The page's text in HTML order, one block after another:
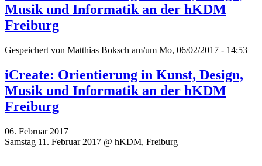
Musik und Informatik an der hKDM
Freiburg
Gespeichert von Matthias Boksch am/um Mo, 06/02/2017 - 14:53
iCreate: Orientierung in Kunst, Design,
Musik und Informatik an der hKDM
Freiburg
06. Februar 2017
Samstag 11. Februar 2017 @ hKDM, Freiburg